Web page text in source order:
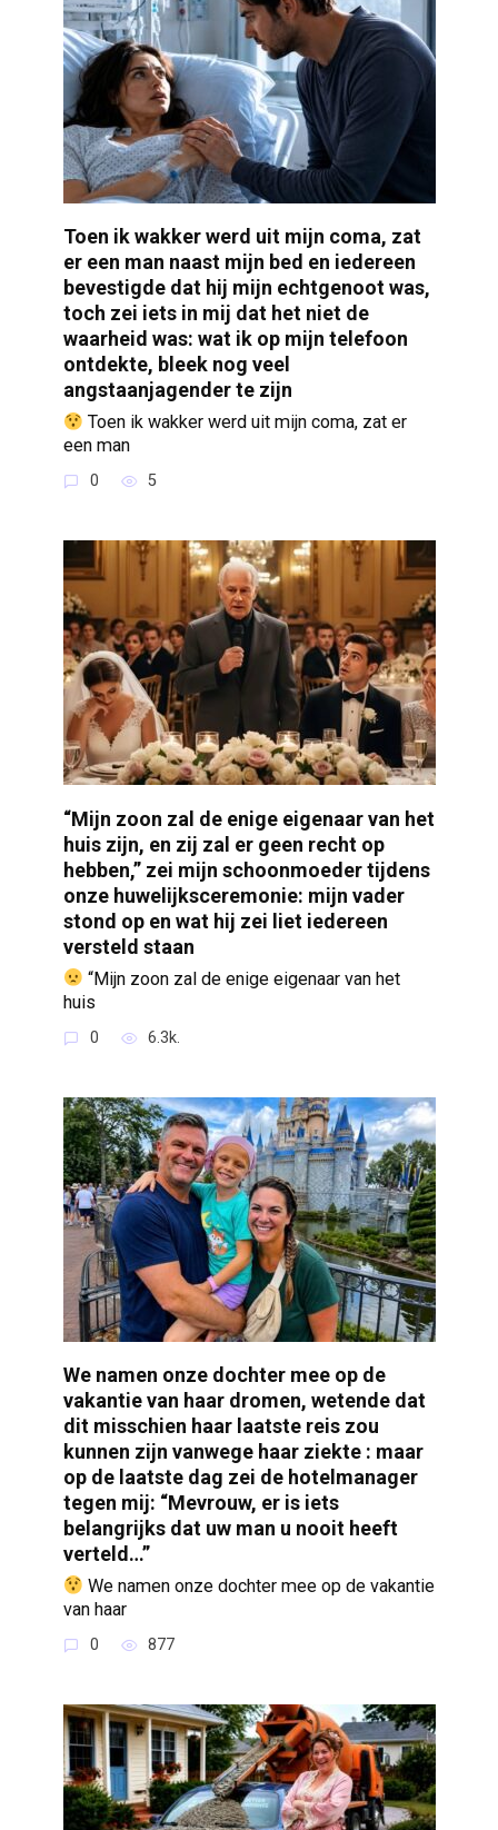
Toen ik wakker werd uit mijn coma, zat
er een man naast mijn bed en iedereen
bevestigde dat hij mijn echtgenoot was,
toch zei iets in mij dat het niet de
waarheid was: wat ik op mijn telefoon
ontdekte, bleek nog veel
angstaanjagender te zijn
Toen ik wakker werd uit mijn coma, zat er
een man
0 5
“Mijn zoon zal de enige eigenaar van het
huis zijn, en zij zal er geen recht op
hebben,” zei mijn schoonmoeder tijdens
onze huwelijksceremonie: mijn vader
stond op en wat hij zei liet iedereen
versteld staan
“Mijn zoon zal de enige eigenaar van het
huis
0 6.3k.
We namen onze dochter mee op de
vakantie van haar dromen, wetende dat
dit misschien haar laatste reis zou
kunnen zijn vanwege haar ziekte : maar
op de laatste dag zei de hotelmanager
tegen mij: “Mevrouw, er is iets
belangrijks dat uw man u nooit heeft
verteld…”
We namen onze dochter mee op de vakantie
van haar
0 877